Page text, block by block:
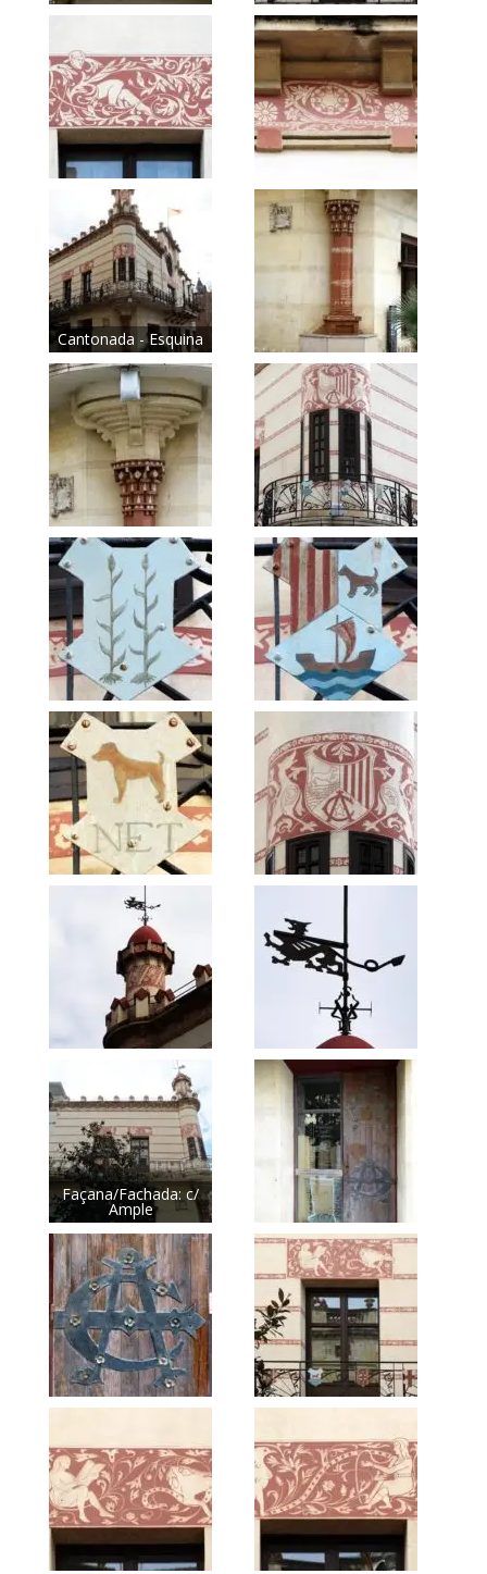
Cantonada - Esquina
Façana/Fachada: c/
Ample